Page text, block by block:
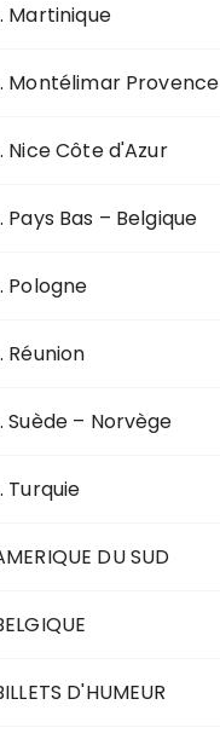
Martinique
Montélimar Provence
Nice Côte d'Azur
Pays Bas – Belgique
Pologne
Réunion
Suède – Norvège
Turquie
DU SUD
D'HUMEUR